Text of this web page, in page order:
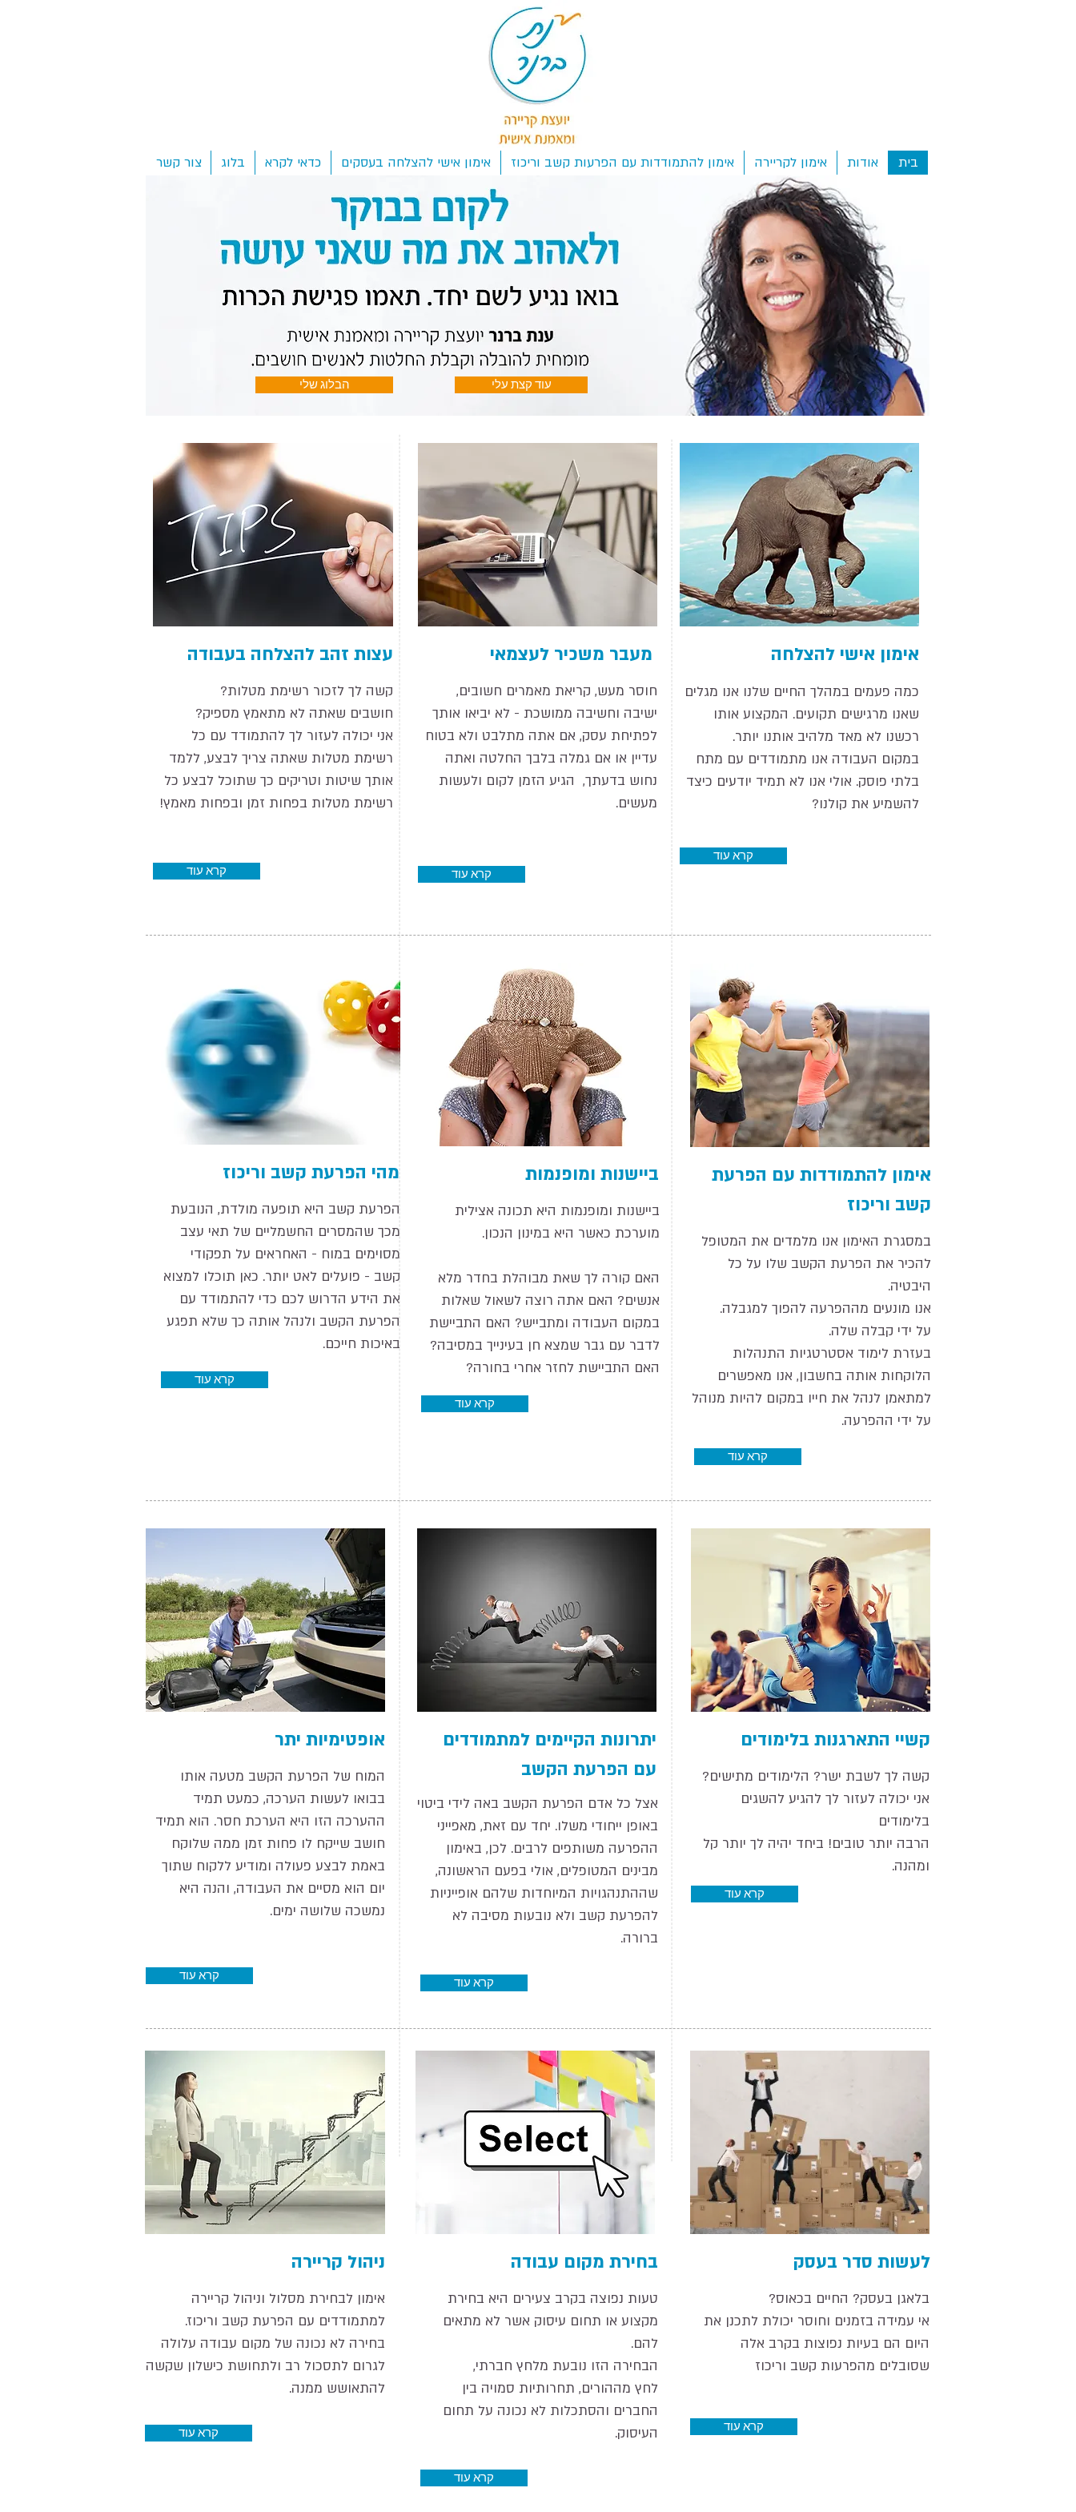
בית אודות אימון לקריירה אימון להתמודדות עם הפרעות קשב וריכוז אימון אישי להצלחה בעסקים כדאי לקרא בלוג צור קשר
הבלוג שלי עוד קצת עלי
עצות זהב להצלחה בעבודה
קשה לך לזכור רשימת מטלות?
חושבים שאתה לא מתאמץ מספיק?
אני יכולה לעזור לך להתמודד עם כל
רשימת מטלות שאתה צריך לבצע, ללמד
אותך שיטות וטריקים כך שתוכל לבצע כל
רשימת מטלות בפחות זמן ובפחות מאמץ!
קרא עוד
חוסר מעש, קריאת מאמרים חשובים,
ישיבה וחשיבה ממושכת - לא יביאו אותך
לפתיחת עסק, אם אתה מתלבט ולא בטוח
עדיין או אם גמלה בלבך החלטה ואתה
נחוש בדעתך, הגיע הזמן לקום ולעשות
מעשים.
קרא עוד
אימון אישי להצלחה
כמה פעמים במהלך החיים שלנו אנו מגלים
שאנו מרגישים תקועים. המקצוע אותו
רכשנו לא מאד מלהיב אותנו יותר.
במקום העבודה אנו מתמודדים עם מתח
בלתי פוסק. אולי אנו לא תמיד יודעים כיצד
להשמיע את קולנו?
קרא עוד
אימון להתמודדות עם הפרעת
קשב וריכוז
במסגרת האימון אנו מלמדים את המטופל
להכיר את הפרעת הקשב שלו על כל
היבטיה.
אנו מונעים מההפרעה להפוך למגבלה.
על ידי קבלה שלה.
בעזרת לימוד אסטרטגיות התנהלות
הלוקחות אותה בחשבון, אנו מאפשרים
למתאמן לנהל את חייו במקום להיות מנוהל
על ידי ההפרעה.
קרא עוד
מהי הפרעת קשב וריכוז
הפרעת קשב היא תופעה מולדת, הנובעת
מכך שהמסרים החשמליים של תאי עצב
מסוימים במוח - האחראים על תפקודי
קשב - פועלים לאט יותר. כאן תוכלו למצוא
את הידע הדרוש לכם כדי להתמודד עם
הפרעת הקשב ולנהל אותה כך שלא תפגע
באיכות חייכם.
קרא עוד
ביישנות ומופנמות
ביישנות ומופנמות היא תכונה אצילית
מוערכת כאשר היא במינון הנכון.
האם קורה לך שאת מבוהלת בחדר מלא
אנשים? האם אתה רוצה לשאול שאלות
במקום העבודה ומתבייש? האם התביישת
לדבר עם גבר שמצא חן בעינייך במסיבה?
האם התביישת לחזר אחרי בחורה?
קרא עוד
אופטימיות יתר
המוח של הפרעת הקשב מטעה אותו
בבואו לעשות הערכה, כמעט תמיד
ההערכה הזו היא הערכת חסר. הוא תמיד
חושב שייקח לו פחות זמן ממה שלוקח
באמת לבצע פעולה ומודיע ללקוח שתוך
יום הוא מסיים את העבודה, והנה היא
נמשכה שלושה ימים.
קרא עוד
יתרונות הקיימים למתמודדים
עם הפרעת הקשב
אצל כל אדם הפרעת הקשב באה לידי ביטוי
באופן ייחודי משלו. יחד עם זאת, מאפייני
ההפרעה משותפים לרבים. לכן, באימון
מבינים המטופלים, אולי בפעם הראשונה,
שההתנהגויות המיוחדות שלהם אופייניות
להפרעת קשב ולא נובעות מסיבה לא
ברורה.
קרא עוד
קשיי התארגנות בלימודים
קשה לך לשבת ישר? הלימודים מתישים?
אני יכולה לעזור לך להגיע להשגים
בלימודים
הרבה יותר טובים! ביחד יהיה לך יותר קל
ומהנה.
קרא עוד
ניהול קריירה
אימון לבחירת מסלול וניהול קריירה
למתמודדים עם הפרעת קשב וריכוז.
בחירה לא נכונה של מקום עבודה עלולה
לגרום לתסכול רב ולתחושת כישלון שקשה
להתאושש ממנה.
קרא עוד
בחירת מקום עבודה
טעות נפוצה בקרב צעירים היא בחירת
מקצוע או תחום עיסוק אשר לא מתאים
להם.
הבחירה הזו נובעת מלחץ חברתי,
לחץ מההורים, תחרותיות סמויה בין
החברים והסתכלות לא נכונה על תחום
העיסוק.
קרא עוד
לעשות סדר בעסק
בלאגן בעסק? החיים בכאוס?
אי עמידה בזמנים וחוסר יכולת לתכנן את
היום הם בעיות נפוצות בקרב אלה
שסובלים מהפרעות קשב וריכוז
קרא עוד